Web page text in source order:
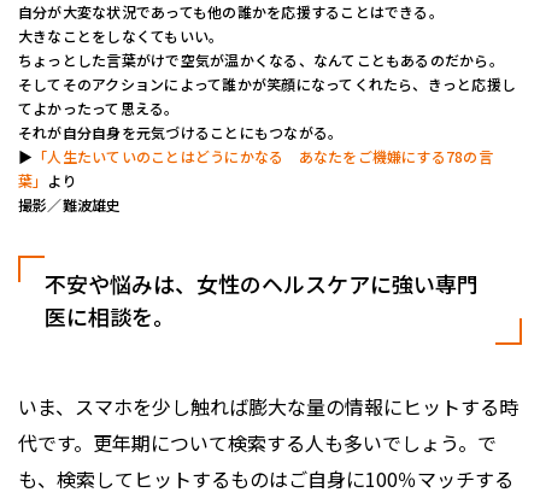
自分が大変な状況であっても他の誰かを応援することはできる。
大きなことをしなくてもいい。
ちょっとした言葉がけで空気が温かくなる、なんてこともあるのだから。
そしてそのアクションによって誰かが笑顔になってくれたら、きっと応援し
てよかったって思える。
それが自分自身を元気づけることにもつながる。
▶︎ 「人生たいていのことはどうにかなる あなたをご機嫌にする78の言
葉」 より
撮影／難波雄史
不安や悩みは、女性のヘルスケアに強い専門
医に相談を。
いま、スマホを少し触れば膨大な量の情報にヒットする時
代です。更年期について検索する人も多いでしょう。で
も、検索してヒットするものはご自身に100％マッチする